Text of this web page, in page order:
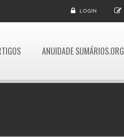
LOGIN
ANUIDADE SUMÁRIOS.ORG